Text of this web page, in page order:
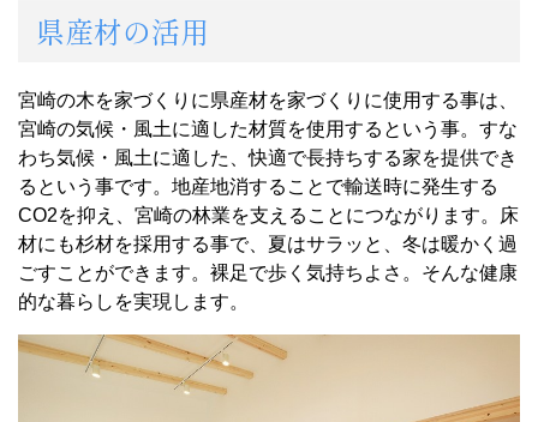
県産材の活用
宮崎の木を家づくりに県産材を家づくりに使用する事は、
宮崎の気候・風土に適した材質を使用するという事。すな
わち気候・風土に適した、快適で長持ちする家を提供でき
るという事です。地産地消することで輸送時に発生する
CO2を抑え、宮崎の林業を支えることにつながります。床
材にも杉材を採用する事で、夏はサラッと、冬は暖かく過
ごすことができます。裸足で歩く気持ちよさ。そんな健康
的な暮らしを実現します。